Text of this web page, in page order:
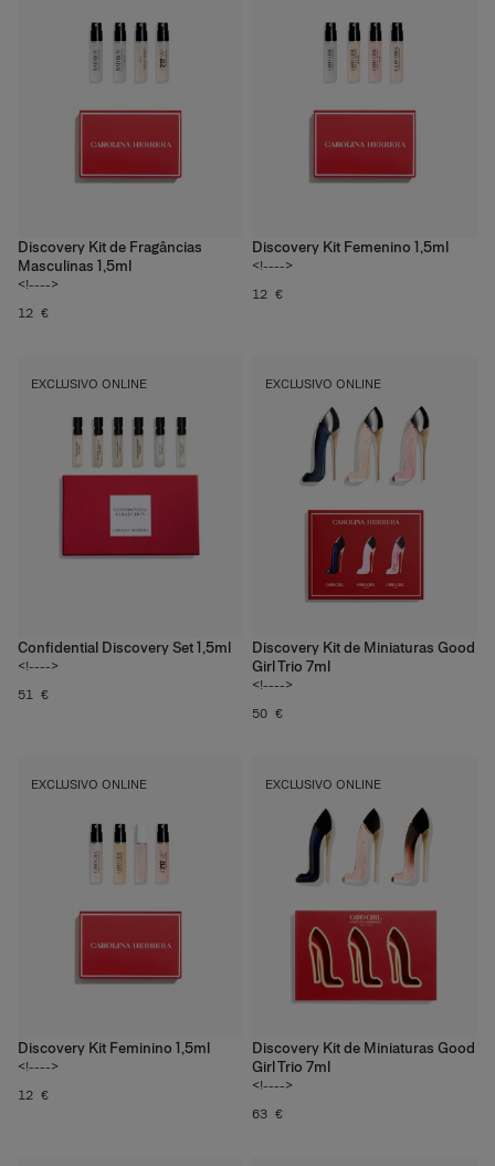
Discovery Kit de Fragâncias
Masculinas 1,5ml
<!---->
12 €
Discovery Kit Femenino 1,5ml
<!---->
12 €
EXCLUSIVO ONLINE
Confidential Discovery Set 1,5ml
<!---->
51 €
EXCLUSIVO ONLINE
Discovery Kit de Miniaturas Good
Girl Trio 7ml
<!---->
50 €
EXCLUSIVO ONLINE
Discovery Kit Feminino 1,5ml
<!---->
12 €
EXCLUSIVO ONLINE
Discovery Kit de Miniaturas Good
Girl Trio 7ml
<!---->
63 €